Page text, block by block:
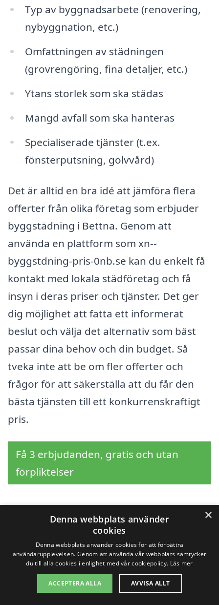
Typ av byggnadsarbete (renovering,
nybyggnation, etc.)
Omfattningen av städningen
(grovrengöring, fina detaljer, etc.)
Ytans storlek som ska städas
Mängd avfall som ska hanteras
Specialiserade tjänster (t.ex.
fönsterputsning, golvvård)
Det är alltid en bra idé att jämföra flera
offerter från olika företag som erbjuder
byggstädning i Bettna. Genom att
använda en plattform som xn--
byggstdning-pris-0nb.se kan du enkelt få
kontakt med lokala städföretag och få
insyn i deras priser och tjänster. Det ger
dig möjlighet att fatta ett informerat
beslut och välja det alternativ som bäst
passar dina behov och din budget. Så
tveka inte att be om fler offerter och
frågor för att säkerställa att du får den
bästa tjänsten till ett konkurrenskraftigt
pris.
Få 3 erbjudanden, gratis och utan
förpliktelser
Sök efter en
professionell för
byggstädning i andra
städer nära Bettna
×
Denna webbplats använder
cookies
Denna webbplats använder cookies för att förbättra
användarupplevelsen. Genom att använda vår webbplats samtycker
du till alla cookies i enlighet med vår cookiepolicy. Läs mer
ACCEPTERA ALLA AVVISA ALLT